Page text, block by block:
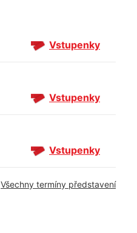
Vstupenky
Vstupenky
Vstupenky
Všechny termíny představení